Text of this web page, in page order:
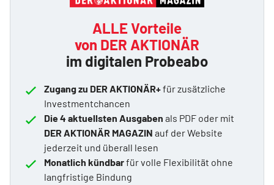
ALLE Vorteile
von DER AKTIONÄR
im digitalen Probeabo
Zugang zu DER AKTIONÄR+für zusätzliche
Investmentchancen
Die 4 aktuellsten Ausgaben als PDF oder mit
DER AKTIONÄR MAGAZIN auf der Website
jederzeit und überall lesen
Monatlich kündbarfür volle Flexibilität ohne
langfristige Bindung